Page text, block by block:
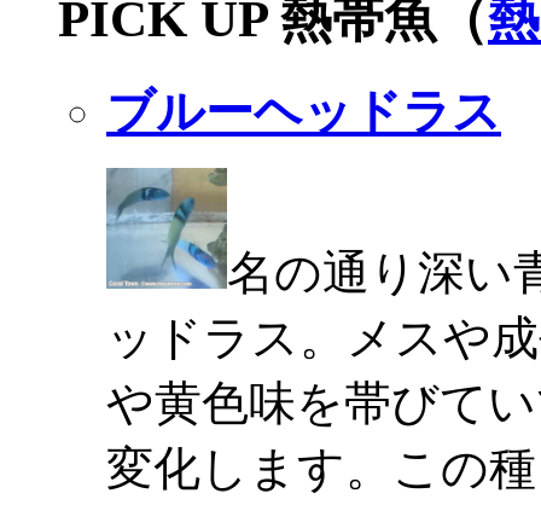
PICK UP 熱帯魚（
ブルーヘッドラス
名の通り深い
ッドラス。メスや
や黄色味を帯びて
変化します。この